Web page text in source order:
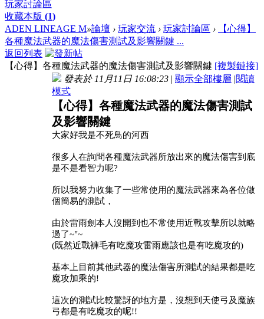
玩家討論區
收藏本版 (1)
ADEN LINEAGE M»論壇 › 玩家交流 › 玩家討論區 ›
【心得】
各種魔法武器的魔法傷害測試及影響關鍵 ...
返回列表
【心得】各種魔法武器的魔法傷害測試及影響關鍵 [複製鏈接]
發表於 11月11日 16:08:23 | 顯示全部樓層 |閱讀
模式
【心得】各種魔法武器的魔法傷害測試
及影響關鍵
大家好我是不死鳥的河西
很多人在詢問各種魔法武器所放出來的魔法傷害到底
是不是看智力呢?
所以我努力收集了一些常使用的魔法武器來為各位做
個簡易的測試，
由於雷雨劍本人沒開到也不常使用近戰攻擊所以就略
過了~"~
(既然近戰褲毛有吃魔攻雷雨應該也是有吃魔攻的)
基本上目前其他武器的魔法傷害所測試的結果都是吃
魔攻加乘的!
這次的測試比較驚訝的地方是，沒想到天使弓及魔族
弓都是有吃魔攻的呢!!